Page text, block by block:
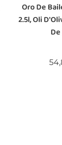
Oro De
2.5l, Oli